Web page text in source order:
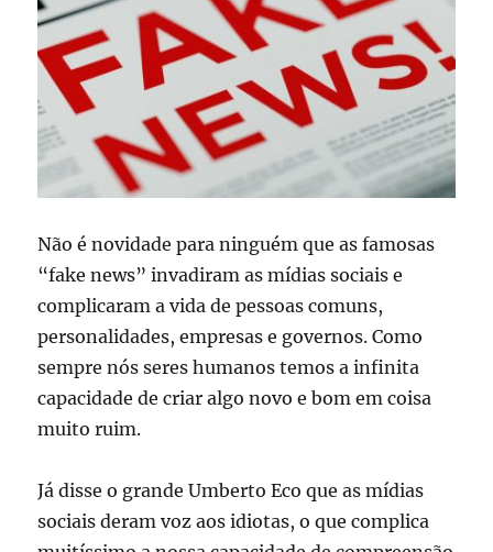
Não é novidade para ninguém que as famosas
“fake news” invadiram as mídias sociais e
complicaram a vida de pessoas comuns,
personalidades, empresas e governos. Como
sempre nós seres humanos temos a infinita
capacidade de criar algo novo e bom em coisa
muito ruim.
Já disse o grande Umberto Eco que as mídias
sociais deram voz aos idiotas, o que complica